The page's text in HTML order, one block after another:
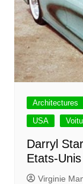
Architectures
USA
Darryl
Etats-Unis
Virginie